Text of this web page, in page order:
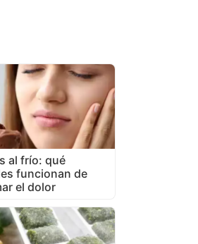
al frío: qué
funcionan de
el dolor